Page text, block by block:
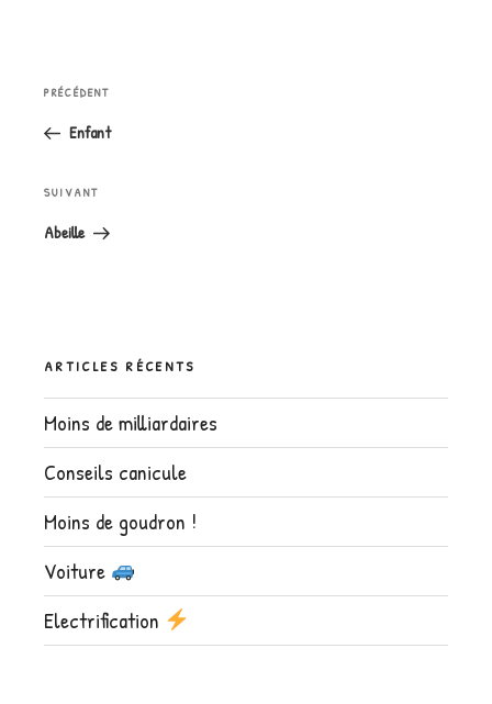
de
l’article
Article
précédent
PRÉCÉDENT
Enfant
Article
suivant
SUIVANT
Abeille
ARTICLES RÉCENTS
Moins de milliardaires
Conseils canicule
Moins de goudron !
Voiture
Electrification